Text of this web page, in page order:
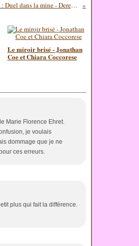
Will Gallows tome 1 : Duel dans la mine - Derek Keilty
Le miroir brisé - Jonathan
Coe et Chiara Coccorese
Marie Florence Ehret.
je voulais
dommage que je ne
ces erreurs.
plus qui fait la différence.